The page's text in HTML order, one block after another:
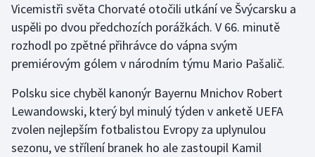
Vodní slalom
Volejbal
Ostatní
Vicemistři světa Chorvaté otočili utkání ve Švýcarsku a
uspěli po dvou předchozích porážkách. V 66. minutě
rozhodl po zpětné přihrávce do vápna svým
premiérovým gólem v národním týmu Mario Pašalič.
Polsku sice chyběl kanonýr Bayernu Mnichov Robert
Lewandowski, který byl minulý týden v anketě UEFA
zvolen nejlepším fotbalistou Evropy za uplynulou
sezonu, ve střílení branek ho ale zastoupil Kamil